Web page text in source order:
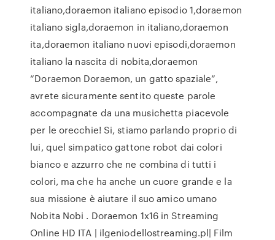
italiano,doraemon italiano episodio 1,doraemon
italiano sigla,doraemon in italiano,doraemon
ita,doraemon italiano nuovi episodi,doraemon
italiano la nascita di nobita,doraemon
“Doraemon Doraemon, un gatto spaziale”,
avrete sicuramente sentito queste parole
accompagnate da una musichetta piacevole
per le orecchie! Si, stiamo parlando proprio di
lui, quel simpatico gattone robot dai colori
bianco e azzurro che ne combina di tutti i
colori, ma che ha anche un cuore grande e la
sua missione è aiutare il suo amico umano
Nobita Nobi . Doraemon 1x16 in Streaming
Online HD ITA | ilgeniodellostreaming.pl| Film